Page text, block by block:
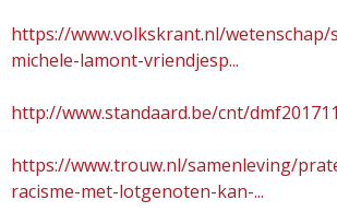
n
e
https://www.volkskrant.nl/wetenschap/
michele-lamont-vriendjesp...
http://www.standaard.be/cnt/
https://www.trouw.nl/samenleving/
racisme-met-lotgenoten-kan-...